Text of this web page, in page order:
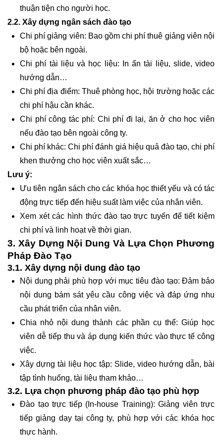
thuận tiện cho người học.
2.2. Xây dựng ngân sách đào tạo
Chi phí giảng viên: Bao gồm chi phí thuê giảng viên nội
bộ hoặc bên ngoài.
Chi phí tài liệu và học liệu: In ấn tài liệu, slide, video
hướng dẫn…
Chi phí địa điểm: Thuê phòng học, hội trường hoặc các
chi phí hậu cần khác.
Chi phí công tác phí: Chi phí đi lại, ăn ở cho học viên
nếu đào tạo bên ngoài công ty.
Chi phí khác: Chi phí đánh giá hiệu quả đào tạo, chi phí
khen thưởng cho học viên xuất sắc…
Lưu ý:
Ưu tiên ngân sách cho các khóa học thiết yếu và có tác
động trực tiếp đến hiệu suất làm việc của nhân viên.
Xem xét các hình thức đào tạo trực tuyến để tiết kiệm
chi phí và linh hoạt về thời gian.
3. Xây Dựng Nội Dung Và Lựa Chọn Phương
Pháp Đào Tạo
3.1. Xây dựng nội dung đào tạo
Nội dung phải phù hợp với mục tiêu đào tạo: Đảm bảo
nội dung bám sát yêu cầu công việc và đáp ứng nhu
cầu phát triển của nhân viên.
Chia nhỏ nội dung thành các phần cụ thể: Giúp học
viên dễ tiếp thu và áp dụng kiến thức vào thực tế công
việc.
Xây dựng tài liệu học tập: Slide, video hướng dẫn, bài
tập tình huống, tài liệu tham khảo…
3.2. Lựa chọn phương pháp đào tạo phù hợp
Đào tạo trực tiếp (In-house Training): Giảng viên trực
tiếp giảng dạy tại công ty, phù hợp với các khóa học
thực hành.